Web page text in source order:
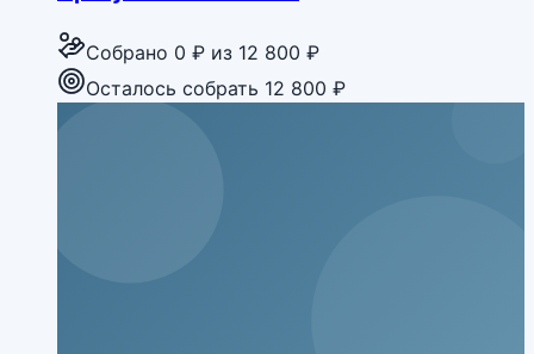
Собрано 0 ₽ из 12 800 ₽
Осталось собрать 12 800 ₽